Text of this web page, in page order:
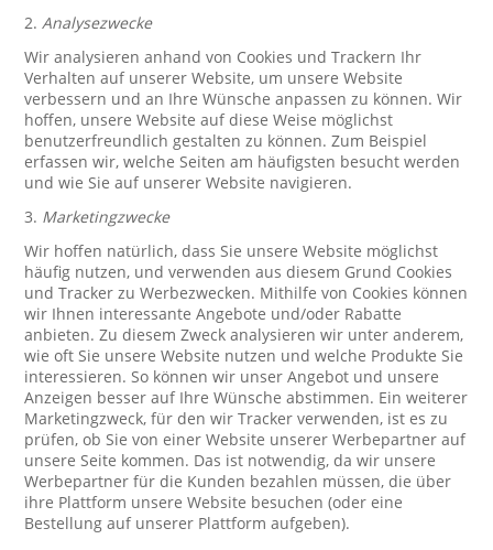
2.Analysezwecke
Wir analysieren anhand von Cookies und Trackern Ihr
Verhalten auf unserer Website, um unsere Website
verbessern und an Ihre Wünsche anpassen zu können. Wir
hoffen, unsere Website auf diese Weise möglichst
benutzerfreundlich gestalten zu können. Zum Beispiel
erfassen wir, welche Seiten am häufigsten besucht werden
und wie Sie auf unserer Website navigieren.
3. Marketingzwecke
Wir hoffen natürlich, dass Sie unsere Website möglichst
häufig nutzen, und verwenden aus diesem Grund Cookies
und Tracker zu Werbezwecken. Mithilfe von Cookies können
wir Ihnen interessante Angebote und/oder Rabatte
anbieten. Zu diesem Zweck analysieren wir unter anderem,
wie oft Sie unsere Website nutzen und welche Produkte Sie
interessieren. So können wir unser Angebot und unsere
Anzeigen besser auf Ihre Wünsche abstimmen. Ein weiterer
Marketingzweck, für den wir Tracker verwenden, ist es zu
prüfen, ob Sie von einer Website unserer Werbepartner auf
unsere Seite kommen. Das ist notwendig, da wir unsere
Werbepartner für die Kunden bezahlen müssen, die über
ihre Plattform unsere Website besuchen (oder eine
Bestellung auf unserer Plattform aufgeben).